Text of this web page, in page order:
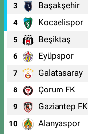
3 Başakşehir
4 Kocaelispor
5 Beşiktaş
6 Eyüpspor
7 Galatasaray
8 Çorum FK
9 Gaziantep FK
10 Alanyaspor